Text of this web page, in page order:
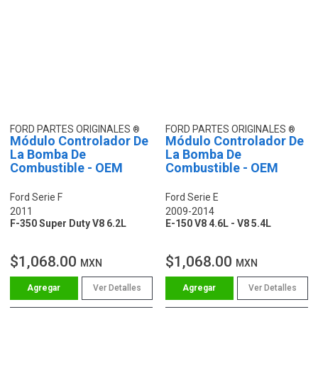
FORD PARTES ORIGINALES
Módulo Controlador De
La Bomba De
Combustible - OEM
Ford Serie F
2011
F-350 Super Duty V8 6.2L
$1,068.00 MXN
Ver Detalles
FORD PARTES ORIGINALES
Módulo Controlador De
La Bomba De
Combustible - OEM
Ford Serie E
2009-2014
E-150 V8 4.6L - V8 5.4L
$1,068.00 MXN
Ver Detalles